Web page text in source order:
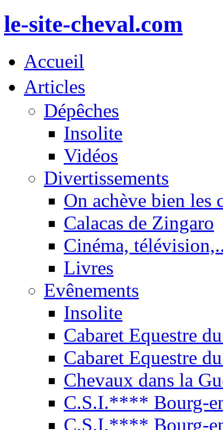
le-site-cheval.com
Accueil
Articles
Dépêches
Insolite
Vidéos
Divertissements
On achève bien les
Calacas de Zingaro
Cinéma,
Livres
Evênements
Insolite
Cabaret Equestre
Cabaret Equestre
Chevaux dans la
C.S.I.**** Bourg-
C.S.I.**** Bourg-